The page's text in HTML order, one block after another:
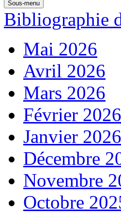
Sous-menu
Bibliographie
Mai 2026
Avril 2026
Mars 2026
Février 2026
Janvier 2026
Décembre
Novembre
Octobre